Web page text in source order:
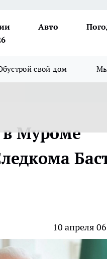
Авто
свой дом Мы
Муроме
10 апреля